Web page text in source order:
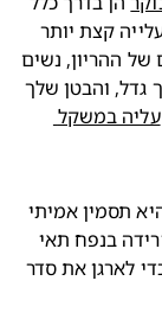
נחלת העבר. זה אומר שאת מתחילה להבחין בעלייה קצת יותר
משמעותית במשקל. בשני השלישים האחרונים של ההריון, נשים
מעלות בממוצע כ-1.8 ק"ג בחודש. הקטנטן שלך גדל, והבטן שלך
עליה במשקל
– השכחה שנופלת עלייך לפעמים היא תסמין אמיתי
של ההריון, והיא נגרמת מתופעה נורמלית של ירידה בנפח תאי
המוח. נסי להשתמש בטאבלט או בסמארטפון כדי לארגן את סדר